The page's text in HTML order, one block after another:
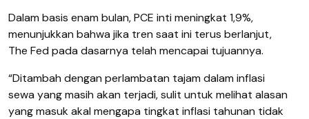
Dalam basis enam bulan, PCE inti meningkat 1,9%,
menunjukkan bahwa jika tren saat ini terus berlanjut,
The Fed pada dasarnya telah mencapai tujuannya.
“Ditambah dengan perlambatan tajam dalam inflasi
sewa yang masih akan terjadi, sulit untuk melihat alasan
yang masuk akal mengapa tingkat inflasi tahunan tidak